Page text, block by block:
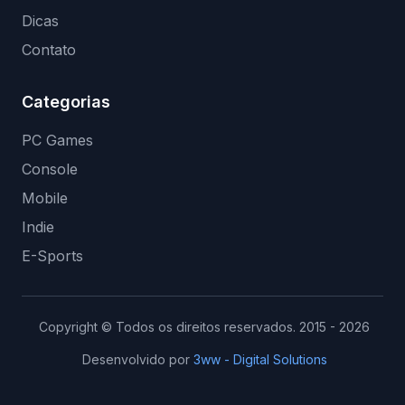
Dicas
Contato
Categorias
PC Games
Console
Mobile
Indie
E-Sports
Copyright © Todos os direitos reservados. 2015 - 2026
Desenvolvido por 3ww - Digital Solutions